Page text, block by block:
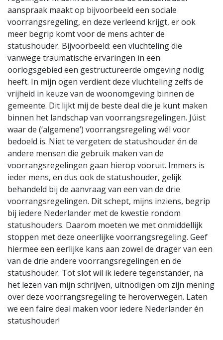
aanspraak maakt op bijvoorbeeld een sociale
voorrangsregeling, en deze verleend krijgt, er ook
meer begrip komt voor de mens achter de
statushouder. Bijvoorbeeld: een vluchteling die
vanwege traumatische ervaringen in een
oorlogsgebied een gestructureerde omgeving nodig
heeft. In mijn ogen verdient deze vluchteling zelfs de
vrijheid in keuze van de woonomgeving binnen de
gemeente. Dit lijkt mij de beste deal die je kunt maken
binnen het landschap van voorrangsregelingen. Júist
waar de (‘algemene’) voorrangsregeling wél voor
bedoeld is. Niet te vergeten: de statushouder én de
andere mensen die gebruik maken van de
voorrangsregelingen gaan hierop vooruit. Immers is
ieder mens, en dus ook de statushouder, gelijk
behandeld bij de aanvraag van een van de drie
voorrangsregelingen. Dit schept, mijns inziens, begrip
bij iedere Nederlander met de kwestie rondom
statushouders. Daarom moeten we met onmiddellijk
stoppen met deze oneerlijke voorrangsregeling. Geef
hiermee een eerlijke kans aan zowel de drager van een
van de drie andere voorrangsregelingen en de
statushouder. Tot slot wil ik iedere tegenstander, na
het lezen van mijn schrijven, uitnodigen om zijn mening
over deze voorrangsregeling te heroverwegen. Laten
we een faire deal maken voor iedere Nederlander én
statushouder!